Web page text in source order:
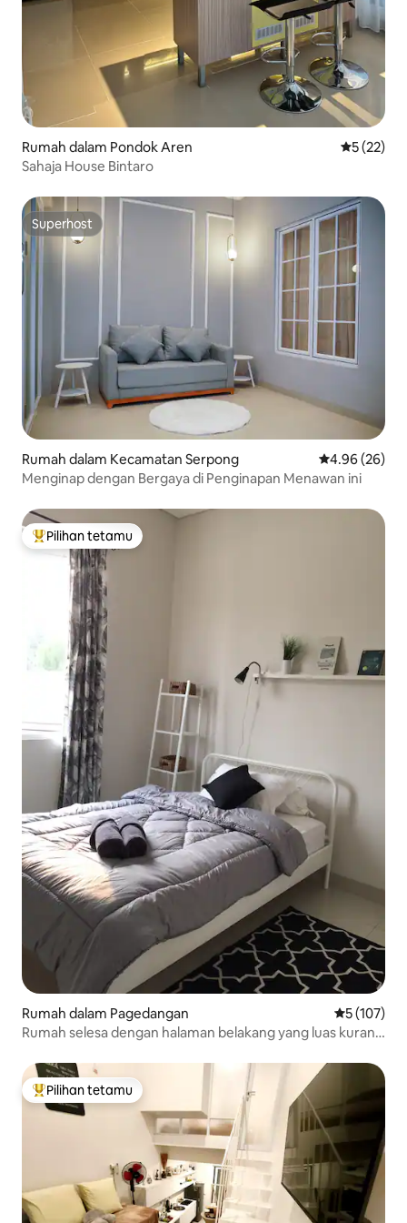
Rumah dalam Pondok Aren
5 (22)
Sahaja House Bintaro
Superhost
Superhost
Rumah dalam Kecamatan Serpong Penarafan
4.96 (26)
Menginap dengan Bergaya di Penginapan Menawan ini
Pilihan utama tetamu
Pilihan tetamu
Rumah dalam Pagedangan Penarafan
5 (107)
Rumah selesa dengan halaman belakang yang luas kurang
Pilihan utama tetamu
Pilihan tetamu